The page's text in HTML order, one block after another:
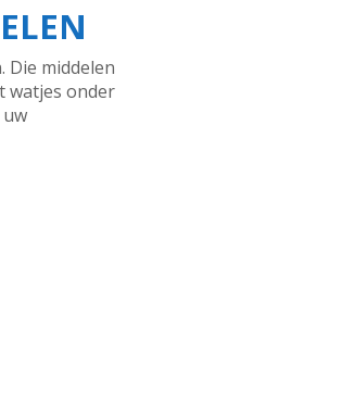
Die middelen
watjes onder